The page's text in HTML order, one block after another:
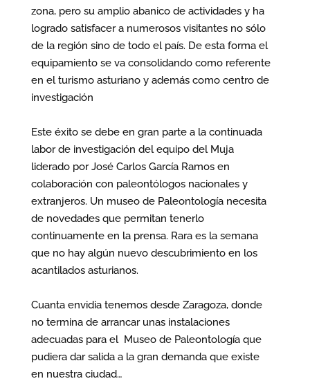
zona, pero su amplio abanico de actividades y ha
logrado satisfacer a numerosos visitantes no sólo
de la región sino de todo el país. De esta forma el
equipamiento se va consolidando como referente
en el turismo asturiano y además como centro de
investigación
Este éxito se debe en gran parte a la continuada
labor de investigación del equipo del Muja
liderado por José Carlos García Ramos en
colaboración con paleontólogos nacionales y
extranjeros. Un museo de Paleontología necesita
de novedades que permitan tenerlo
continuamente en la prensa. Rara es la semana
que no hay algún nuevo descubrimiento en los
acantilados asturianos.
Cuanta envidia tenemos desde Zaragoza, donde
no termina de arrancar unas instalaciones
adecuadas para el Museo de Paleontología que
pudiera dar salida a la gran demanda que existe
en nuestra ciudad…